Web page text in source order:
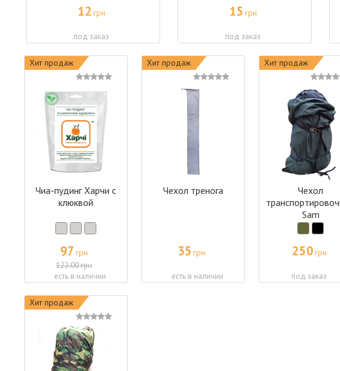
12 грн
под заказ
15 грн
под заказ
Хит продаж
Чиа-пудинг Харчи с
клюквой
97 грн
122.00 грн
есть в наличии
Хит продаж
Чехол тренога
35 грн
есть в наличии
Хит продаж
Чехол
Sam
250грн
под заказ
Хит продаж